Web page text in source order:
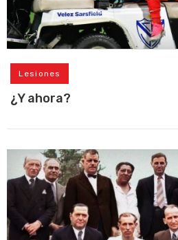
Lesiones
¿Y ahora?